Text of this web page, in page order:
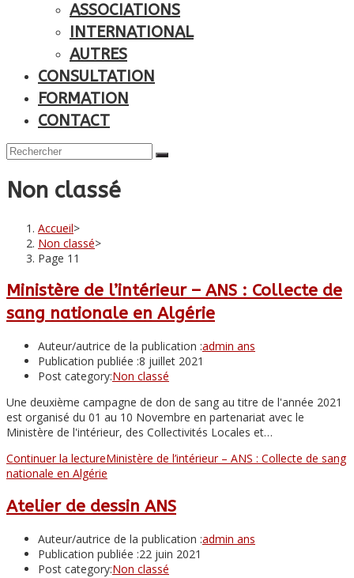
ASSOCIATIONS
INTERNATIONAL
AUTRES
CONSULTATION
FORMATION
CONTACT
Non classé
Accueil>
Non classé>
Page 11
Ministère de l’intérieur – ANS : Collecte de
sang nationale en Algérie
Auteur/autrice de la publication :admin ans
Publication publiée :8 juillet 2021
Post category:Non classé
Une deuxième campagne de don de sang au titre de l'année 2021
est organisé du 01 au 10 Novembre en partenariat avec le
Ministère de l'intérieur, des Collectivités Locales et…
Continuer la lectureMinistère de l’intérieur – ANS : Collecte de sang
nationale en Algérie
Atelier de dessin ANS
Auteur/autrice de la publication :admin ans
Publication publiée :22 juin 2021
Post category:Non classé